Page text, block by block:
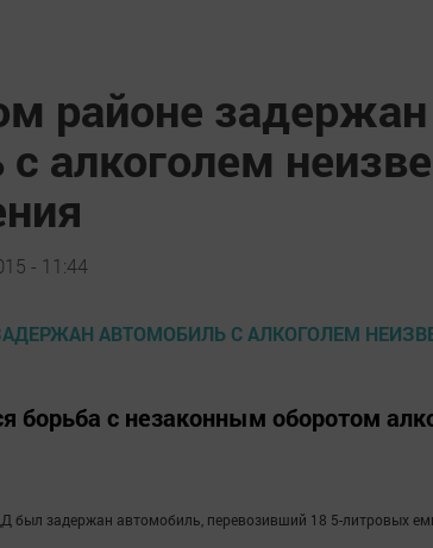
районе задержан
алкоголем
- 11:44
борьба с незаконным оборотом
был задержан автомобиль, перевозивший 18 5-литровых